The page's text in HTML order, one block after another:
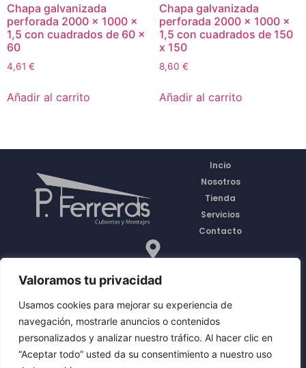
Valoramos tu privacidad
Usamos cookies para mejorar su experiencia de
navegación, mostrarle anuncios o contenidos
personalizados y analizar nuestro tráfico. Al hacer clic en
“Aceptar todo” usted da su consentimiento a nuestro uso
Chapa galvanizada
perforada 2000 x 1000 x
1,5 con cuadrados de 60 x
60
4,61 €
Añadir al carrito
Chapa galvanizada
perforada 2000 x 1000 x
1,5 con cuadrados de 150
x 150
8,60 €
Añadir al carrito
Incio
Nosotros
Tienda
Servicios
Contacto
Pol Industrial La Mora,
La Cistérniga, Valladolid
Financiado por la Unión Europea-Next Generation EU
Política de privacidad
Política de cookies